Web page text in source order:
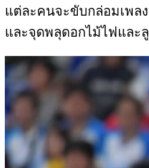
แต่ละคนจะขับกล่อมเพล
และจุดพลุดอกไม้ไฟและ